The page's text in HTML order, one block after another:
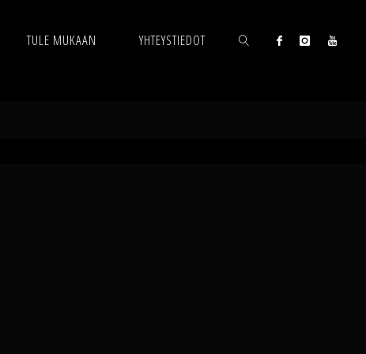
TULE MUKAAN YHTEYSTIEDOT